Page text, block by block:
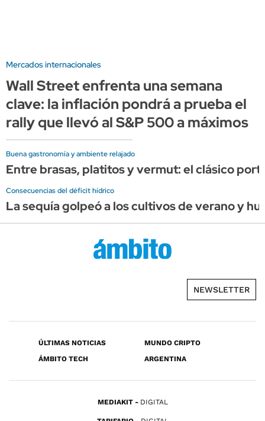
Mercados internacionales
Wall Street enfrenta una semana
clave: la inflación pondrá a prueba el
rally que llevó al S&P 500 a máximos
Buena gastronomía y ambiente relajado
Entre brasas, platitos y vermut: el clásico
Consecuencias del déficit hídrico
La sequía golpeó a los cultivos de verano y
NEWSLETTER
ÚLTIMAS NOTICIAS
MUNDO CRIPTO
ÁMBITO TECH
ARGENTINA
MEDIAKIT DIGITAL